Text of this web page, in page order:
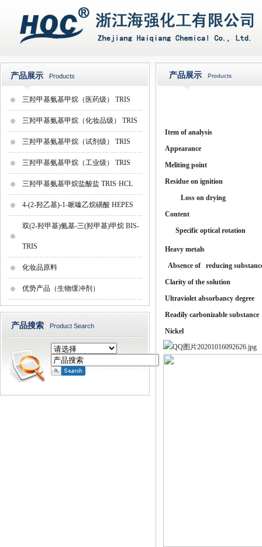
产品展示 Products
三羟甲基氨基甲烷（医药级） TRIS
三羟甲基氨基甲烷（化妆品级） TRIS
三羟甲基氨基甲烷（试剂级） TRIS
三羟甲基氨基甲烷（工业级） TRIS
三羟甲基氨基甲烷盐酸盐 TRIS·HCL
4-(2-羟乙基)-1-哌嗪乙烷磺酸 HEPES
双(2-羟甲基)氨基-三(羟甲基)甲烷 BIS-
TRIS
化妆品原料
优势产品（生物缓冲剂）
产品搜索 Product Search
产品展示 Products
Item of analysis
Appearance
Meliting point
Residue on ignition
Loss on drying
Content
Specific optical rotation
Heavy metals
Absence of reducing
Clarity of the solution
Ultraviolet absorbancy degree
Readily carbonizable substance
Nickel